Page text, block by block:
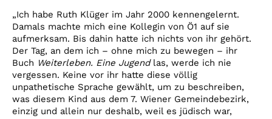
„Ich habe Ruth Klüger im Jahr 2000 kennengelernt.
Damals machte mich eine Kollegin von Ö1 auf sie
aufmerksam. Bis dahin hatte ich nichts von ihr gehört.
Der Tag, an dem ich – ohne mich zu bewegen – ihr
Buch Weiterleben. Eine Jugendlas, werde ich nie
vergessen. Keine vor ihr hatte diese völlig
unpathetische Sprache gewählt, um zu beschreiben,
was diesem Kind aus dem 7. Wiener Gemeindebezirk,
einzig und allein nur deshalb, weil es jüdisch war,